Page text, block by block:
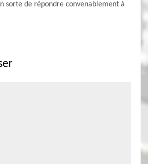
sorte de répondre convenablement à